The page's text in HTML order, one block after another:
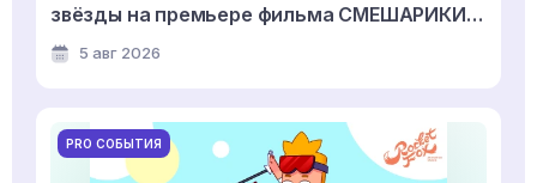
звёзды на премьере фильма СМЕШАРИКИ
СКВОЗЬ ВСЕЛЕННЫЕ
5 авг 2026
PRO СОБЫТИЯ